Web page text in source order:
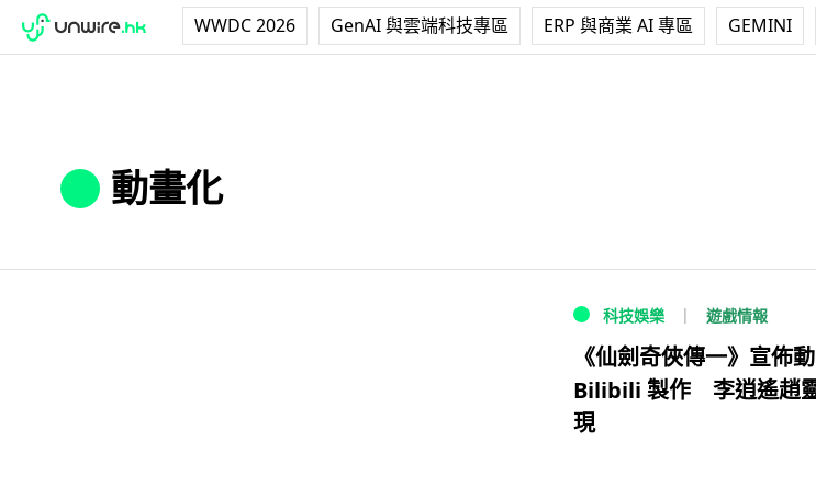
WWDC 2026 GenAI 與雲端科技專區 ERP 與商業 AI 專區 GEMINI
動畫化
科技娛樂 遊戲情報
《仙劍奇俠傳一》宣
Bilibili 製作 李逍遙趙
現